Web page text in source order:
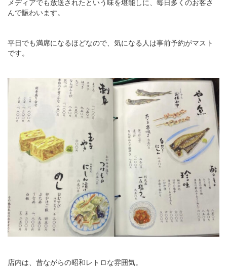
メディアでも放送されたという味を堪能しに、毎日多くのお客さ
んで賑わいます。
平日でも満席になるほどなので、気になる人は事前予約がマスト
です。
店内は、昔ながらの昭和レトロな雰囲気。